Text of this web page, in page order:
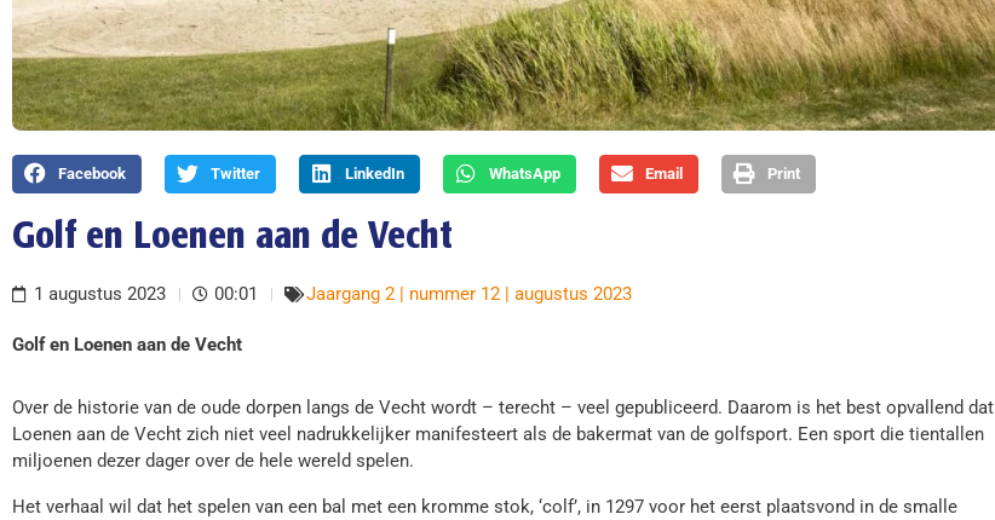
Facebook Twitter LinkedIn WhatsApp Email Print
Golf en Loenen aan de Vecht
1 augustus 2023 00:01 Jaargang 2 | nummer 12 | augustus 2023
Golf en Loenen aan de Vecht
Over de historie van de oude dorpen langs de Vecht wordt – terecht – veel gepubliceerd. Daarom is het best opvallend dat
Loenen aan de Vecht zich niet veel nadrukkelijker manifesteert als de bakermat van de golfsport. Een sport die tientallen
miljoenen dezer dager over de hele wereld spelen.
Het verhaal wil dat het spelen van een bal met een kromme stok, ‘colf’, in 1297 voor het eerst plaatsvond in de smalle